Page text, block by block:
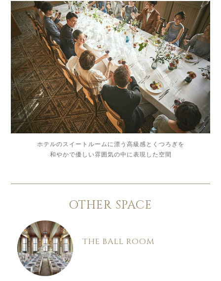
ホテルのスイートルームに漂う高級感とくつろぎを
和やかで優しい雰囲気の中に表現した空間
OTHER SPACE
THE BALL ROOM